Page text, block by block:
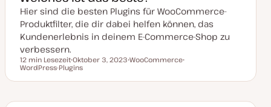
a
l
s
i
e
r
t
Hier sind die besten Plugins für WooCommerce-
Produktfilter, die dir dabei helfen können, das
Kundenerlebnis in deinem E-Commerce-Shop zu
verbessern.
Lesezeit
12 min Lesezeit
D
t
m
Oktober 3, 2023
e
a
WooCommerce
e
a
WordPress-Plugins